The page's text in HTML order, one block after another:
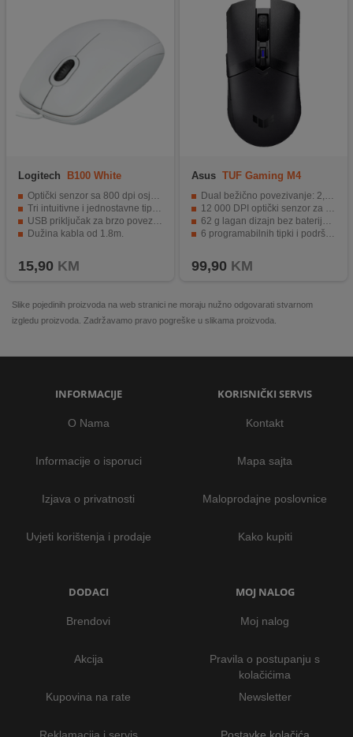
Logitech B100 White
Optički senzor sa 800 dpi osjetljivošću.
Tri intuitivne i jednostavne tipke.
USB priključak za brzo povezivanje.
Dužina kabla od 1.8m.
15,90 KM
Asus TUF Gaming M4
Dual bežično povezivanje: 2,4 GHz RF + Bluetooth LE
12 000 DPI optički senzor za precizno praćenje
62 g lagan dizajn bez baterije za brze pokrete
6 programabilnih tipki i podrška Armoury Crate softveru
99,90 KM
Slike pojedinih proizvoda na web stranici ne moraju nužno odgovarati stvarnom
izgledu proizvoda. Zadržavamo pravo pogreške u slikama proizvoda.
INFORMACIJE
O Nama
Informacije o isporuci
Izjava o privatnosti
Uvjeti korištenja i prodaje
KORISNIČKI SERVIS
Kontakt
Mapa sajta
Maloprodajne poslovnice
Kako kupiti
DODACI
Brendovi
Akcija
Kupovina na rate
MOJ NALOG
Moj nalog
Pravila o postupanju s
kolačićima
Newsletter